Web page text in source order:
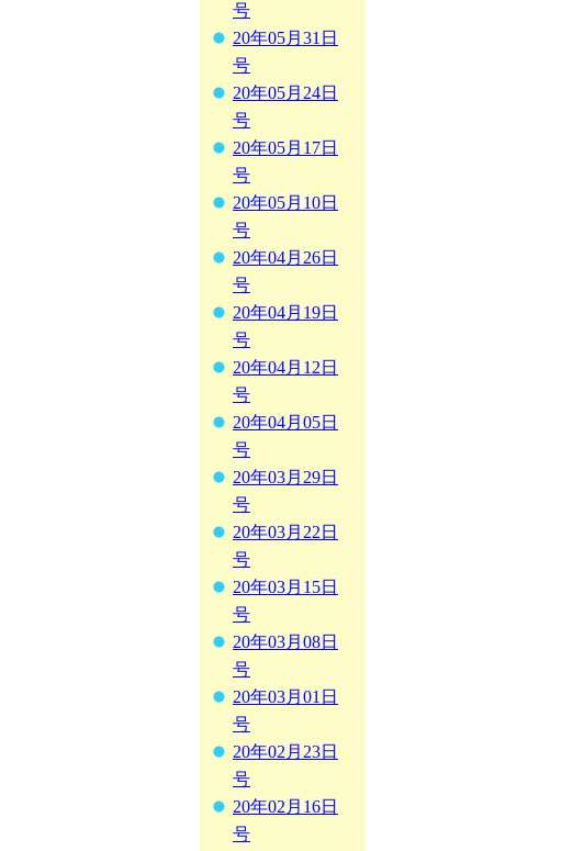
号
20年05月31日
号
20年05月24日
号
20年05月17日
号
20年05月10日
号
20年04月26日
号
20年04月19日
号
20年04月12日
号
20年04月05日
号
20年03月29日
号
20年03月22日
号
20年03月15日
号
20年03月08日
号
20年03月01日
号
20年02月23日
号
20年02月16日
号